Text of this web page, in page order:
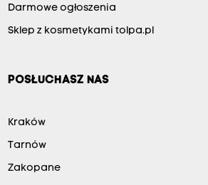
Darmowe ogłoszenia
Sklep z kosmetykami tolpa.pl
POSŁUCHASZ NAS
Kraków
Tarnów
Zakopane